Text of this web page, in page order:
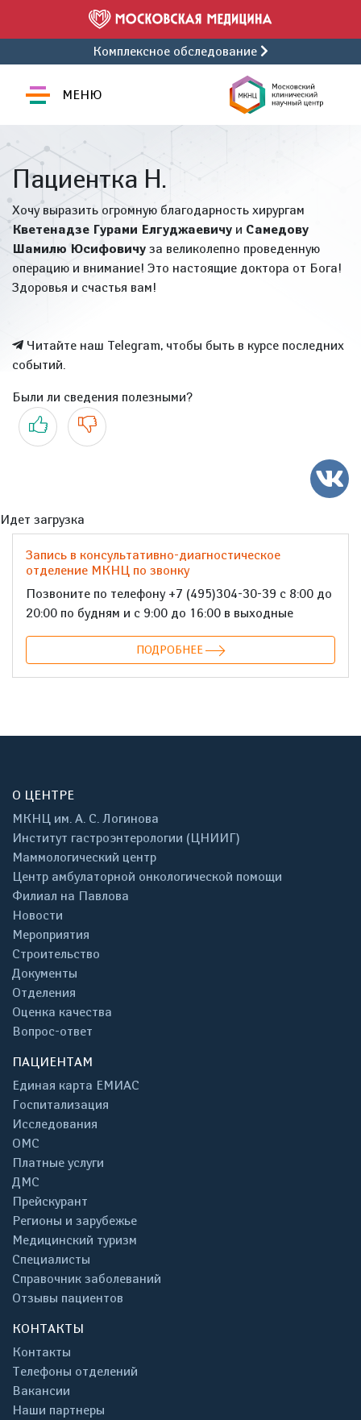
Комплексное обследование
МЕНЮ
Пациентка Н.
Хочу выразить огромную благодарность хирургам
Кветенадзе Гурами Елгуджаевичу и Самедову
Шамилю Юсифовичу за великолепно проведенную
операцию и внимание! Это настоящие доктора от Бога!
Здоровья и счастья вам!
Читайте наш Telegram, чтобы быть в курсе последних
событий.
Были ли сведения полезными?
Да Нет
Идет загрузка
Запись в консультативно-диагностическое
отделение МКНЦ по звонку
Позвоните по телефону +7 (495)304-30-39 с 8:00 до
20:00 по будням и с 9:00 до 16:00 в выходные
ПОДРОБНЕЕ
О ЦЕНТРЕ
МКНЦ им. А. С. Логинова
Институт гастроэнтерологии (ЦНИИГ)
Маммологический центр
Центр амбулаторной онкологической помощи
Филиал на Павлова
Новости
Мероприятия
Строительство
Документы
Отделения
Оценка качества
Вопрос-ответ
ПАЦИЕНТАМ
Единая карта ЕМИАС
Госпитализация
Исследования
ОМС
Платные услуги
ДМС
Прейскурант
Регионы и зарубежье
Медицинский туризм
Специалисты
Справочник заболеваний
Отзывы пациентов
КОНТАКТЫ
Контакты
Телефоны отделений
Вакансии
Наши партнеры